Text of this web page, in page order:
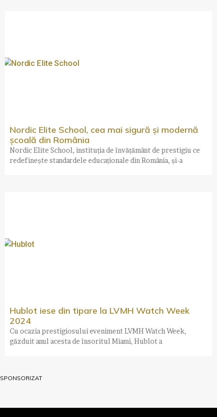
Nordic Elite School, cea mai sigură și modernă
școală din România
Nordic Elite School, instituția de învățământ de prestigiu ce
redefinește standardele educaționale din România, și-a
Hublot iese din tipare la LVMH Watch Week
2024
Cu ocazia prestigiosului eveniment LVMH Watch Week,
găzduit anul acesta de însoritul Miami, Hublot a
SPONSORIZAT